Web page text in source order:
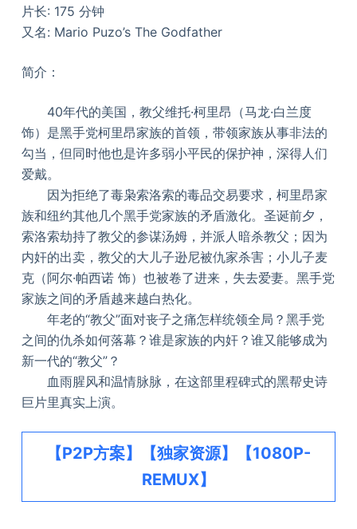
片长: 175 分钟
又名: Mario Puzo’s The Godfather
简介：
40年代的美国，教父维托·柯里昂（马龙·白兰度
饰）是黑手党柯里昂家族的首领，带领家族从事非法的
勾当，但同时他也是许多弱小平民的保护神，深得人们
爱戴。
因为拒绝了毒枭索洛索的毒品交易要求，柯里昂家
族和纽约其他几个黑手党家族的矛盾激化。圣诞前夕，
索洛索劫持了教父的参谋汤姆，并派人暗杀教父；因为
内奸的出卖，教父的大儿子逊尼被仇家杀害；小儿子麦
克（阿尔·帕西诺 饰）也被卷了进来，失去爱妻。黑手党
家族之间的矛盾越来越白热化。
年老的“教父”面对丧子之痛怎样统领全局？黑手党
之间的仇杀如何落幕？谁是家族的内奸？谁又能够成为
新一代的“教父”？
血雨腥风和温情脉脉，在这部里程碑式的黑帮史诗
巨片里真实上演。
【P2P方案】【独家资源】【1080P-
REMUX】